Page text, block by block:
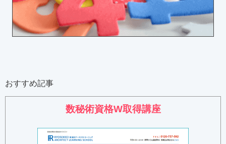
おすすめ記事
数秘術資格W取得講座